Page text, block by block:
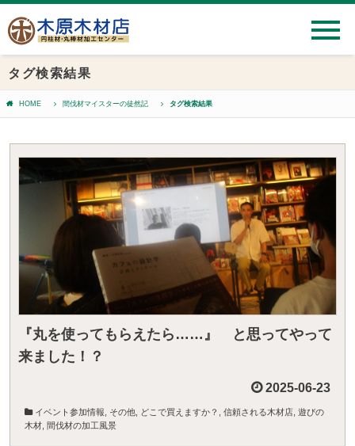
タグ検索結果
HOME 間伐材マイスターの徒然記 タグ検索結果
『丸を使ってもらえたら……』 と思ってやって
来ました！？
2025-06-23
イベント参加情報 その他 どこで買えますか？ 信頼される木材店 遊びの
木材 間伐材の加工風景